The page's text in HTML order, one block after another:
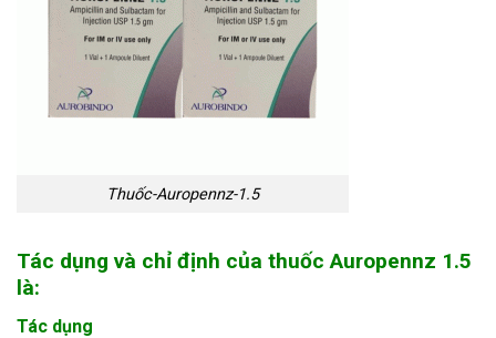
Thuốc-Auropennz-1.5
Tác dụng và chỉ định của thuốc Auropennz 1.5
là:
Tác dụng